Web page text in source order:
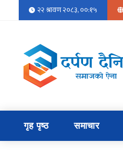
२२ श्रावण २०८३, ००:१५
गृह पृष्ठ समाचार